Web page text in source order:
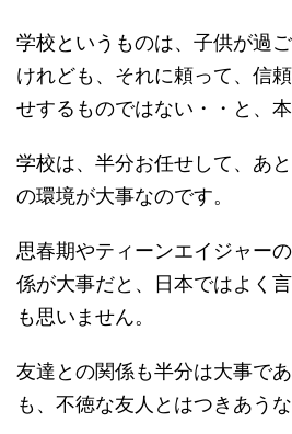
学校というものは、子供が過
けれども、それに頼って、信
せするものではない・・と、
学校は、半分お任せして、あ
の環境が大事なのです。
思春期やティーンエイジャー
係が大事だと、日本ではよく
も思いません。
友達との関係も半分は大事で
も、不徳な友人とはつきあう